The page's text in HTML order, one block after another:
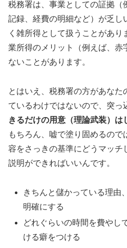
税務署は、事業としての証拠（
記録、経費の明細など）が乏し
く雑所得として扱うことがあ
業所得のメリット（例えば、赤
ないことがあります。
とはいえ、税務署の方があなた
ているわけではないので、突っ
きるだけの用意（理論武装）は
もちろん、嘘で塗り固めるので
容をさっきの基準にどうマッチ
説明ができればいいんです。
きちんと儲かっている理由
明確にする
どれぐらいの時間を費やし
ける癖をつける